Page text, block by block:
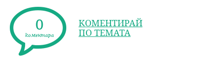
0
коментара
КОМЕНТИРАЙ
ПО ТЕМАТА